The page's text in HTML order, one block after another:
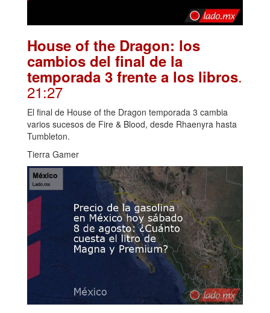
House of the Dragon: los
cambios del final de la
temporada 3 frente a los libros.
21:27
El final de House of the Dragon temporada 3 cambia
varios sucesos de Fire & Blood, desde Rhaenyra hasta
Tumbleton.
Tierra Gamer